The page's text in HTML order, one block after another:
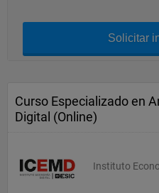
Solicitar
Curso Especializado en
Digital (Online)
Instituto